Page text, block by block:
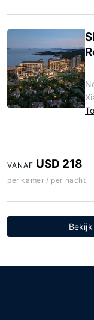
VANAF USD 218
per kamer / per nacht